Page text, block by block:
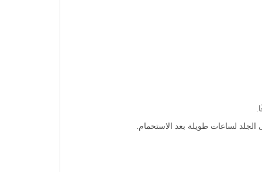
لساعات طويلة بعد الاستحمام.